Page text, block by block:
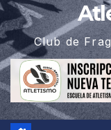
Club de